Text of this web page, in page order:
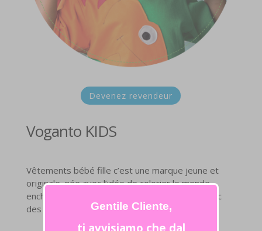
Devenez revendeur
Voganto KIDS
Vêtements bébé fille c’est une marque jeune et
originale, née avec l’idée de colorier le monde
enchanté de toutes les filles, de les habiller avec
des fleurs et les couleurs de l’arc-en-ciel.
Gentile Cliente,
ti avvisiamo che dal